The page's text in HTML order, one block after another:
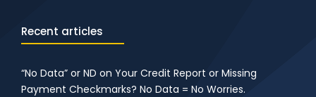
Recent articles
“No Data” or ND on Your Credit Report or Missing
Payment Checkmarks? No Data = No Worries.